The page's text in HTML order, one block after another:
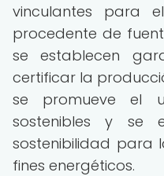
vinculantes para
procedente de
se establecen
certificar la
se promueve el
sostenibles y se
sostenibilidad para
fines energéticos.